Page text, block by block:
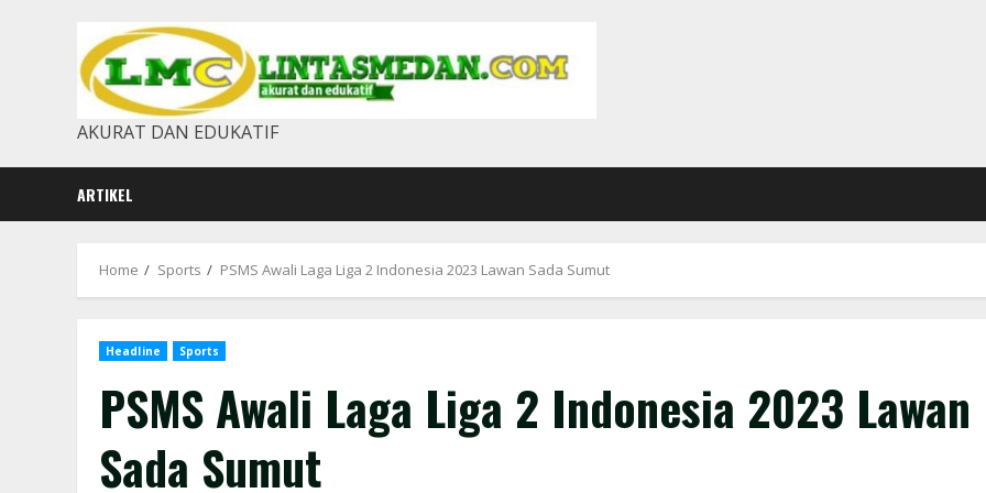
AKURAT DAN EDUKATIF
ARTIKEL
Home Sports PSMS Awali Laga Liga 2 Indonesia 2023 Lawan Sada Sumut
Headline Sports
PSMS Awali Laga Liga 2 Indonesia 2023 Lawan
Sada Sumut